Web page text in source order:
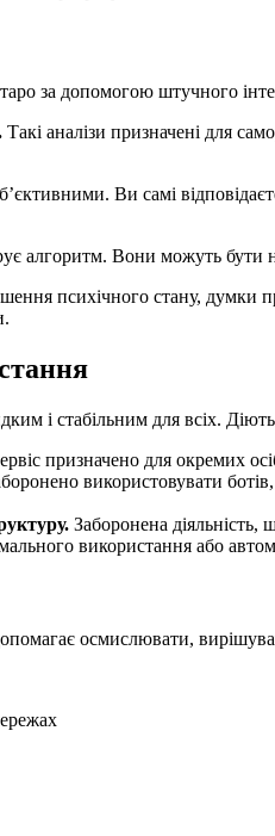
за допомогою штучного
Такі аналізи призначені для
Ви самі
алгоритм. Вони можуть
психічного стану, думки
і стабільним для всіх. Діють
призначено для окремих
використовувати
Заборонена
використання або
осмислювати,